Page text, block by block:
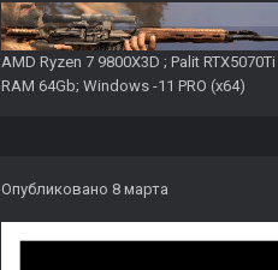
AMD Ryzen 7 9800X3D ; Palit
RAM 64Gb; Windows -11 PRO (х64)
Опубликовано 8 марта